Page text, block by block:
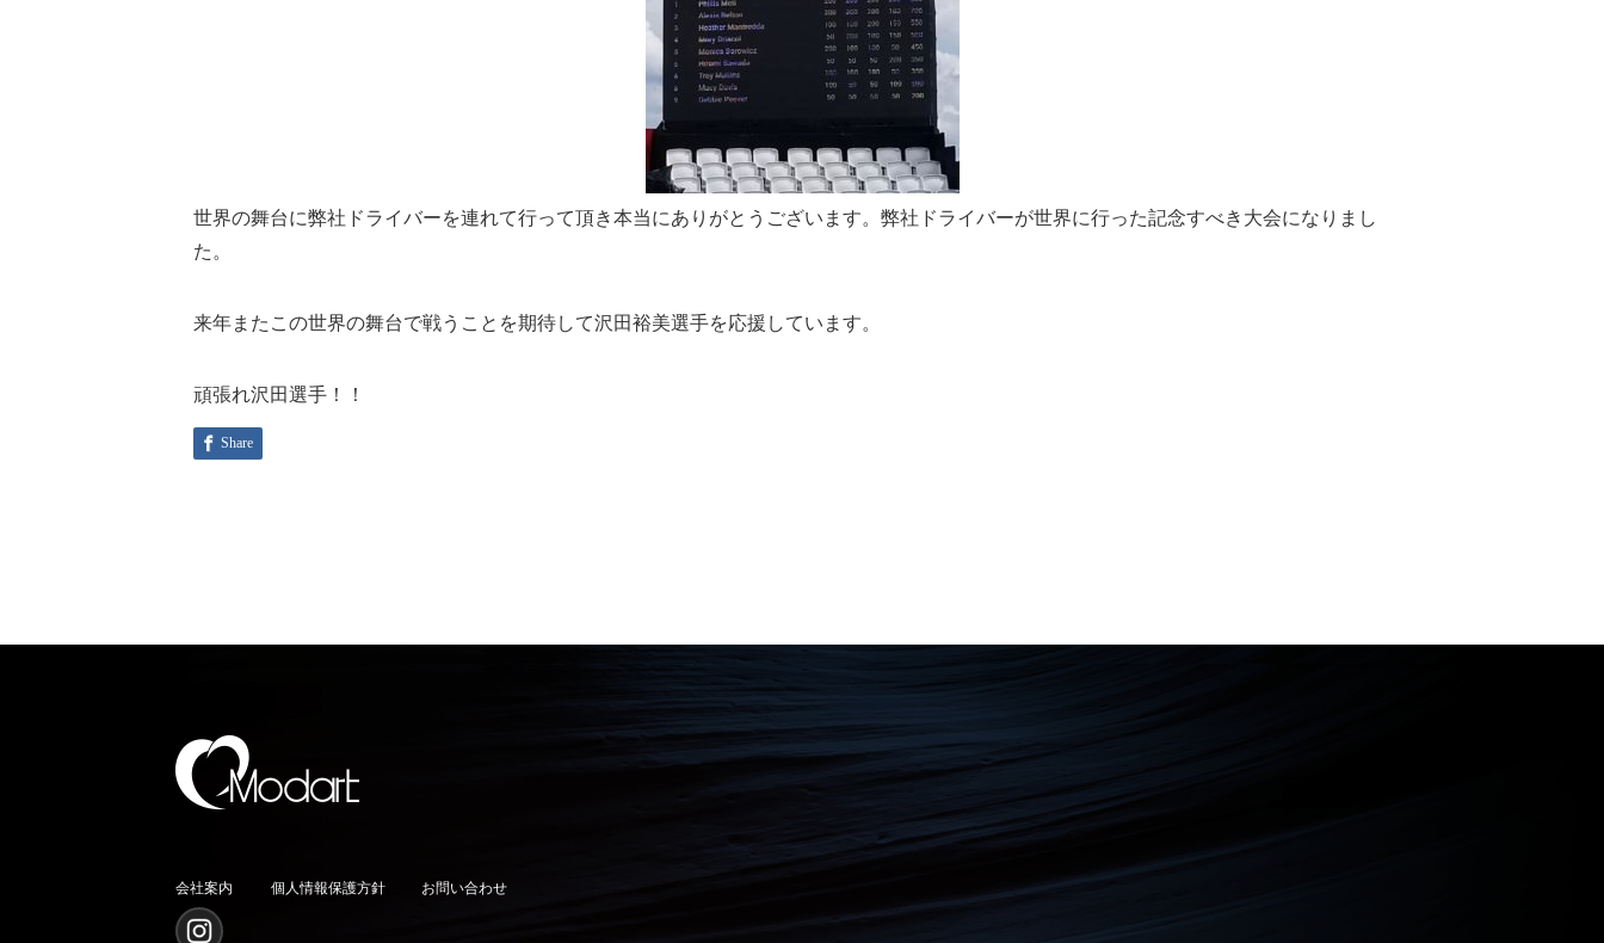
世界の舞台に弊社ドライバーを連れて行って頂き本当にありがとうございます。弊社ドライバーが世界に行った記念すべき大会になりまし
た。
来年またこの世界の舞台で戦うことを期待して沢田裕美選手を応援しています。
頑張れ沢田選手！！
Share
会社案内 個人情報保護方針 お問い合わせ